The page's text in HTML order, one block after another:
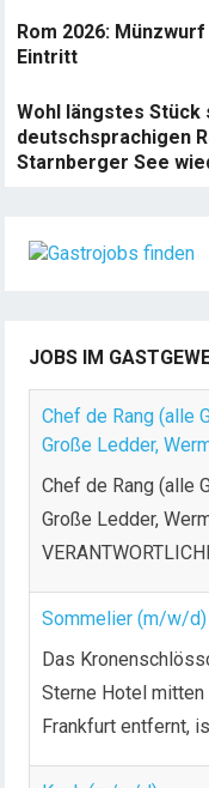
Rom 2026:
Eintritt
Wohl längstes Stück
deutschsprachigen
Starnberger See
JOBS IM
Chef de Rang (alle
Große Ledder,
Chef de Rang (alle
Große Ledder,
Sommelier (m/w/
Das
Sterne Hotel mitten
Frankfurt entfernt,